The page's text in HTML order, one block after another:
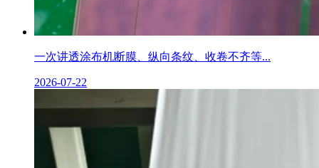
一次讲透涂布机断膜、纵向条纹、收卷不齐等...
2026-07-22